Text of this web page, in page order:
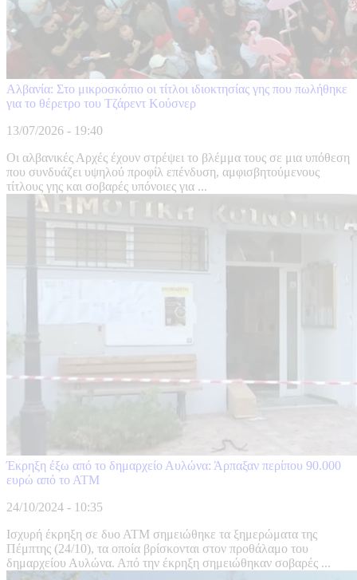
Αλβανία: Στο μικροσκόπιο οι τίτλοι ιδιοκτησίας γης που πωλήθηκε
για το θέρετρο του Τζάρεντ Κούσνερ
13/07/2026 - 19:40
Οι αλβανικές Αρχές έχουν στρέψει το βλέμμα τους σε μια υπόθεση
που συνδυάζει υψηλού προφίλ επένδυση, αμφισβητούμενους
τίτλους γης και σοβαρές υπόνοιες για ...
Έκρηξη έξω από το δημαρχείο Αυλώνα: Άρπαξαν περίπου 90.000
ευρώ από το ΑΤΜ
24/10/2024 - 10:35
Ισχυρή έκρηξη σε δυο ΑΤΜ σημειώθηκε τα ξημερώματα της
Πέμπτης (24/10), τα οποία βρίσκονται στον προθάλαμο του
δημαρχείου Αυλώνα. Από την έκρηξη σημειώθηκαν σοβαρές ...